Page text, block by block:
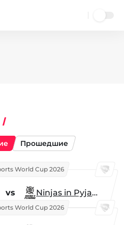
Прошедшие
World Cup 2026
vs Ninjas in Pyjamas
World Cup 2026